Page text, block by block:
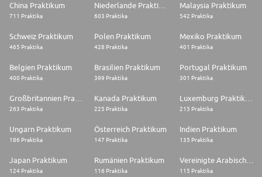
China Praktikum
711 Praktika 603 Praktika
Malaysia Praktikum
542 Praktika
Schweiz Praktikum
465 Praktika
Polen Praktikum
428 Praktika
Mexiko Praktikum
401 Praktika
Belgien Praktikum
400 Praktika
Brasilien Praktikum
399 Praktika
Portugal Praktikum
301 Praktika
263 Praktika
Kanada Praktikum
225 Praktika 215 Praktika
Ungarn Praktikum
186 Praktika
Österreich Praktikum
147 Praktika
Indien Praktikum
135 Praktika
Japan Praktikum
124 Praktika
Rumänien Praktikum
116 Praktika
Vereinigte Arabische Emirate Praktikum
115 Praktika